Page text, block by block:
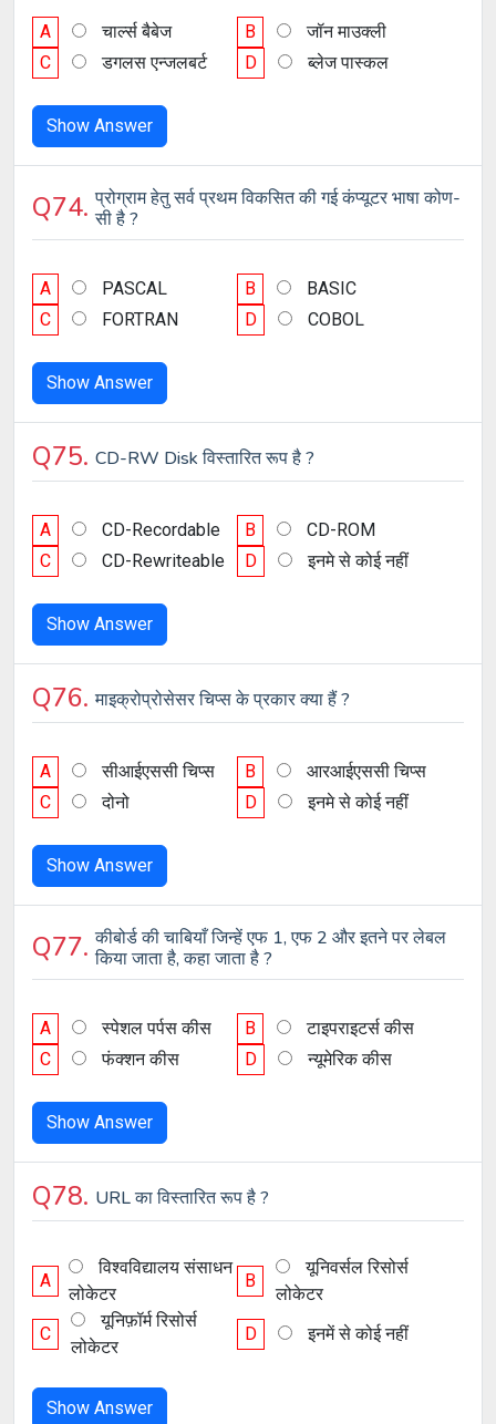
A चार्ल्स बैबेज B
जॉन माउक्ली
C
डगलस एन्जलबर्ट D ब्लेज पास्कल
Show Answer
Q74.प्रोग्राम हेतु सर्व प्रथम विकसित की गई कंप्यूटर भाषा कोण-
सी है ?
A PASCAL B
BASIC
C
FORTRAN D COBOL
Show Answer
Q75. CD-RW Disk विस्तारित रूप है ?
A CD-Recordable B
CD-ROM
C
CD-Rewriteable D इनमे से कोई नहीं
Show Answer
Q76.माइक्रोप्रोसेसर चिप्स के प्रकार क्या हैं ?
A सीआईएससी चिप्स B
आरआईएससी चिप्स
C
दोनो D इनमे से कोई नहीं
Show Answer
Q77.कीबोर्ड की चाबियाँ जिन्हें एफ 1, एफ 2 और इतने पर लेबल
किया जाता है, कहा जाता है ?
A स्पेशल पर्पस कीस B
टाइपराइटर्स कीस
C
फंक्शन कीस D न्यूमेरिक कीस
Show Answer
Q78. URL का विस्तारित रूप है ?
A
विश्वविद्यालय संसाधन
लोकेटर
B
यूनिवर्सल रिसोर्स
लोकेटर
C
यूनिफ़ॉर्म रिसोर्स
लोकेटर
D इनमें से कोई नहीं
Show Answer